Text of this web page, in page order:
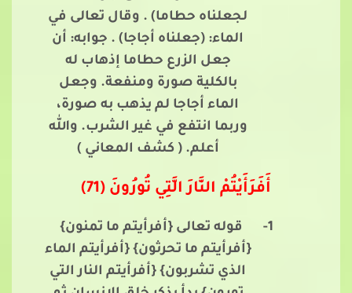
لجعلناه حطاما) . وقال تعالى في
الماء: (جعلناه أجاجا) . جوابه: أن
جعل الزرع حطاما إذهاب له
بالكلية صورة ومنفعة. وجعل
الماء أجاجا لم يذهب به صورة،
وربما انتفع في غير الشرب. والله
أعلم. ( كشف المعاني )
أَفَرَأَيْتُمْ النَّارَ الَّتِي تُورُونَ (71)
1-
قوله تعالى {أفرأيتم ما تمنون}
{أفرأيتم ما تحرثون} {أفرأيتم الماء
الذي تشربون} {أفرأيتم النار التي